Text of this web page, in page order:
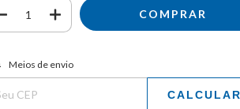
para o CEP:
Meios de envio
CALCULAR